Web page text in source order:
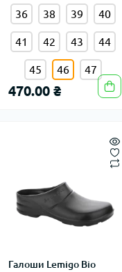
36 38 39 40
41 42 43 44
45 46 47
470.00 ₴
Галоши Lemigo Bio